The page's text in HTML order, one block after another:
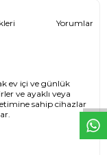
Yorumlar (0)
ev içi ve günlük
ve ayaklı veya
sahip cihazlar